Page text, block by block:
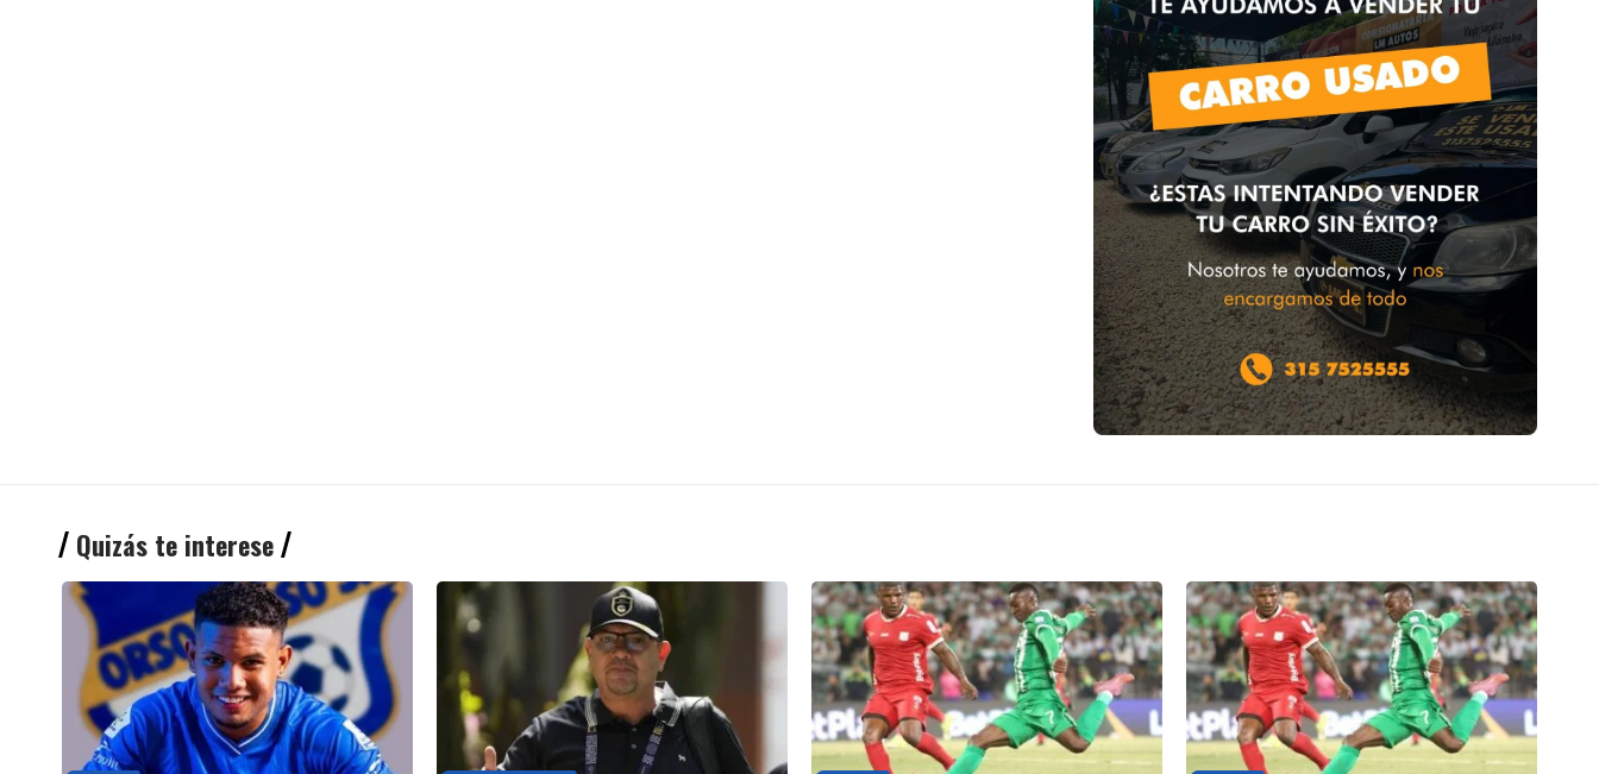
Quizás te interese